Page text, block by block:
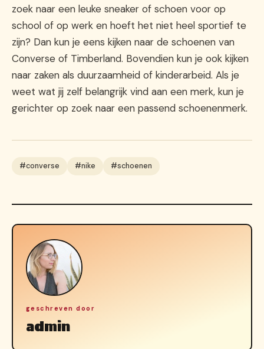
zoek naar een leuke sneaker of schoen voor op
school of op werk en hoeft het niet heel sportief te
zijn? Dan kun je eens kijken naar de schoenen van
Converse of Timberland. Bovendien kun je ook kijken
naar zaken als duurzaamheid of kinderarbeid. Als je
weet wat jij zelf belangrijk vind aan een merk, kun je
gerichter op zoek naar een passend schoenenmerk.
#converse #nike #schoenen
geschreven door
admin